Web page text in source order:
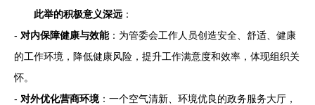
此举的积极意义深远 ：
- 对内保障健康与效能：为管委会工作人员创造安全、舒适、健康
的工作环境，降低健康风险，提升工作满意度和效率，体现组织关
怀。
- 对外优化营商环境：一个空气清新、环境优良的政务服务大厅，